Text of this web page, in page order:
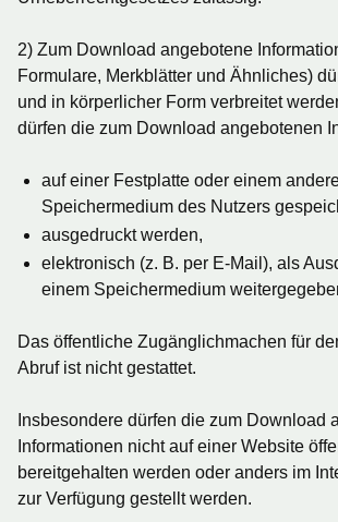
2) Zum Download angebotene
Formulare, Merkblätter und Ähnliches)
und in körperlicher Form verbreitet
dürfen die zum Download angebotenen
auf einer Festplatte oder einem
Speichermedium des Nutzers
ausgedruckt werden,
elektronisch (z. B. per E-Mail), als
einem Speichermedium
Das öffentliche Zugänglichmachen für
Abruf ist nicht gestattet.
Insbesondere dürfen die zum Download
Informationen nicht auf einer Website
bereitgehalten werden oder anders im
zur Verfügung gestellt werden.